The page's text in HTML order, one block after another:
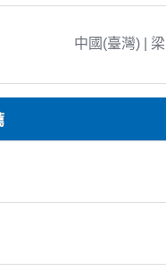
中國(臺灣) | 梁